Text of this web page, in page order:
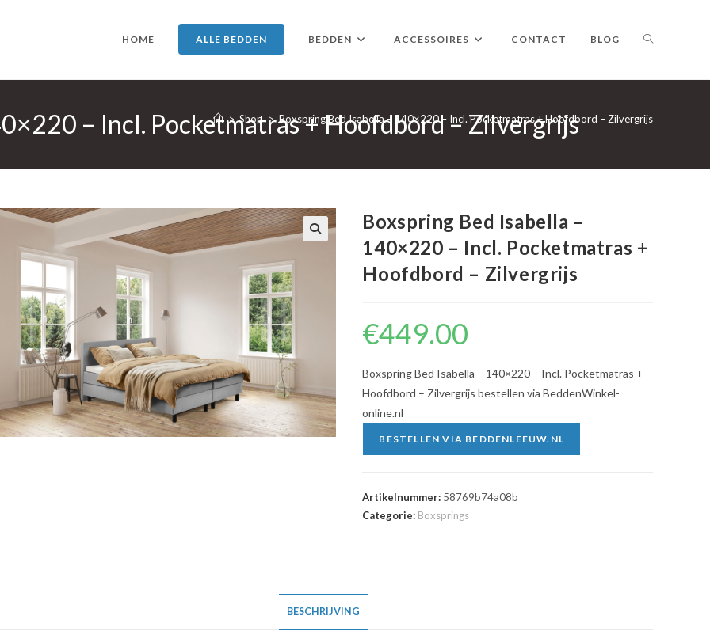
HOME ALLE BEDDEN BEDDEN ACCESSOIRES CONTACT BLOG TOGGLE
WEBSITE
– Incl. Pocketmatras + Hoofdbord – Zilvergrijs
> Shop > Boxspring Bed Isabella – 140×220 – Incl. Pocketmatras + Hoofdbord – Zilvergrijs
Boxspring Bed Isabella –
140×220 – Incl. Pocketmatras +
Hoofdbord – Zilvergrijs
€449.00
Boxspring Bed Isabella – 140×220 – Incl. Pocketmatras +
Hoofdbord – Zilvergrijs bestellen via BeddenWinkel-
online.nl
BESTELLEN VIA BEDDENLEEUW.NL
Artikelnummer: 58769b74a08b
Categorie: Boxsprings
BESCHRIJVING